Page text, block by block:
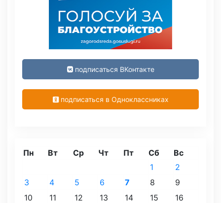
подписаться ВКонтакте
подписаться в Одноклассниках
Пн Вт Ср Чт Пт Сб Вс
1
2
3
4 5 6 7 8
9
10
11 12 13 14 15
16